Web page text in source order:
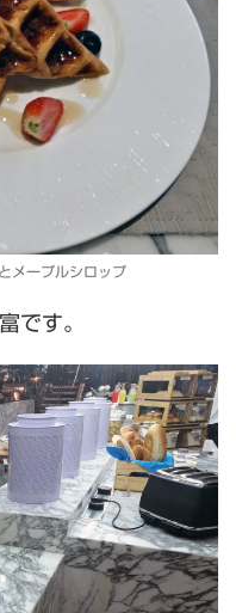
メープルシロップ
です。